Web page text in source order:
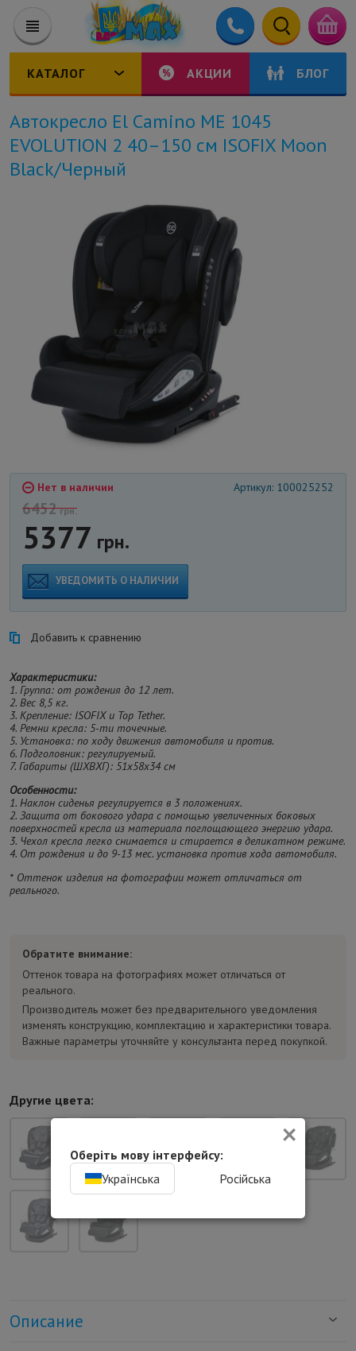
КАТАЛОГ АКЦИИ БЛОГ
Автокресло El Camino ME 1045
EVOLUTION 2 40–150 см ISOFIX Moon
Black/Черный
Нет в наличии Артикул: 100025252
6452грн.
5377 грн.
УВЕДОМИТЬ О НАЛИЧИИ
Добавить к сравнению
Характеристики:
1. Группа: от рождения до 12 лет.
2. Вес 8,5 кг.
3. Крепление: ISOFIX и Top Tether.
4. Ремни кресла: 5-ти точечные.
5. Установка: по ходу движения автомобиля и против.
6. Подголовник: регулируемый.
7. Габариты (ШХВХГ): 51х58х34 см
Особенности:
1. Наклон сиденья регулируется в 3 положениях.
2. Защита от бокового удара с помощью увеличенных боковых
поверхностей кресла из материала поглощающего энергию удара.
3. Чехол кресла легко снимается и стирается в деликатном режиме.
4. От рождения и до 9-13 мес. установка против хода автомобиля.
* Оттенок изделия на фотографии может отличаться от
реального.
Обратите внимание:
Оттенок товара на фотографиях может отличаться от
реального.
Производитель может без предварительного уведомления
изменять конструкцию, комплектацию и характеристики товара.
Важные параметры уточняйте у консультанта перед покупкой.
Другие цвета:
Описание
×
Оберіть мову інтерфейсу:
Українська
Російська